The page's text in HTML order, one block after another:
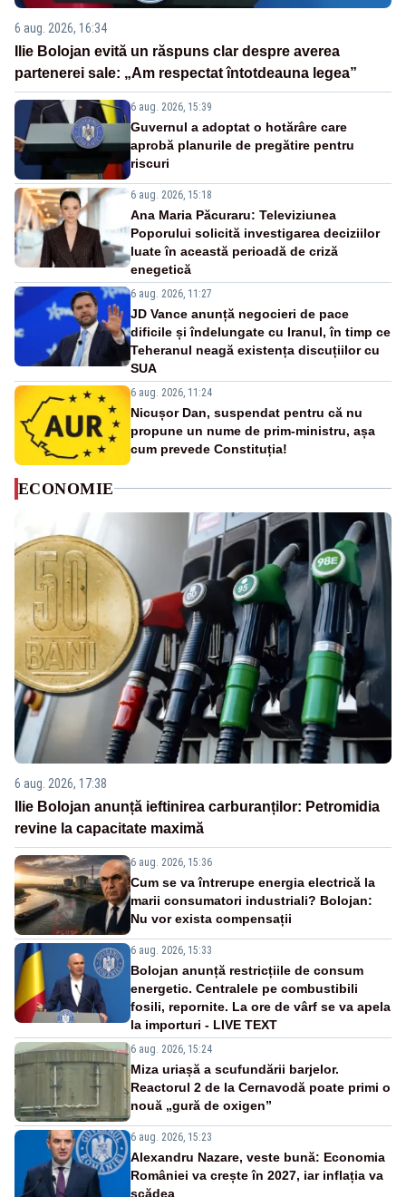
6 aug. 2026, 16:34
Ilie Bolojan evită un răspuns clar despre averea
partenerei sale: „Am respectat întotdeauna legea”
6 aug. 2026, 15:39
Guvernul a adoptat o hotărâre care
aprobă planurile de pregătire pentru
riscuri
6 aug. 2026, 15:18
Ana Maria Păcuraru: Televiziunea
Poporului solicită investigarea deciziilor
luate în această perioadă de criză
enegetică
6 aug. 2026, 11:27
JD Vance anunță negocieri de pace
dificile și îndelungate cu Iranul, în timp ce
Teheranul neagă existența discuțiilor cu
SUA
6 aug. 2026, 11:24
Nicușor Dan, suspendat pentru că nu
propune un nume de prim-ministru, așa
cum prevede Constituția!
ECONOMIE
6 aug. 2026, 17:38
Ilie Bolojan anunță ieftinirea carburanților: Petromidia
revine la capacitate maximă
6 aug. 2026, 15:36
Cum se va întrerupe energia electrică la
marii consumatori industriali? Bolojan:
Nu vor exista compensații
6 aug. 2026, 15:33
Bolojan anunță restricțiile de consum
energetic. Centralele pe combustibili
fosili, repornite. La ore de vârf se va apela
la importuri - LIVE TEXT
6 aug. 2026, 15:24
Miza uriașă a scufundării barjelor.
Reactorul 2 de la Cernavodă poate primi o
nouă „gură de oxigen”
6 aug. 2026, 15:23
Alexandru Nazare, veste bună: Economia
României va crește în 2027, iar inflația va
scădea